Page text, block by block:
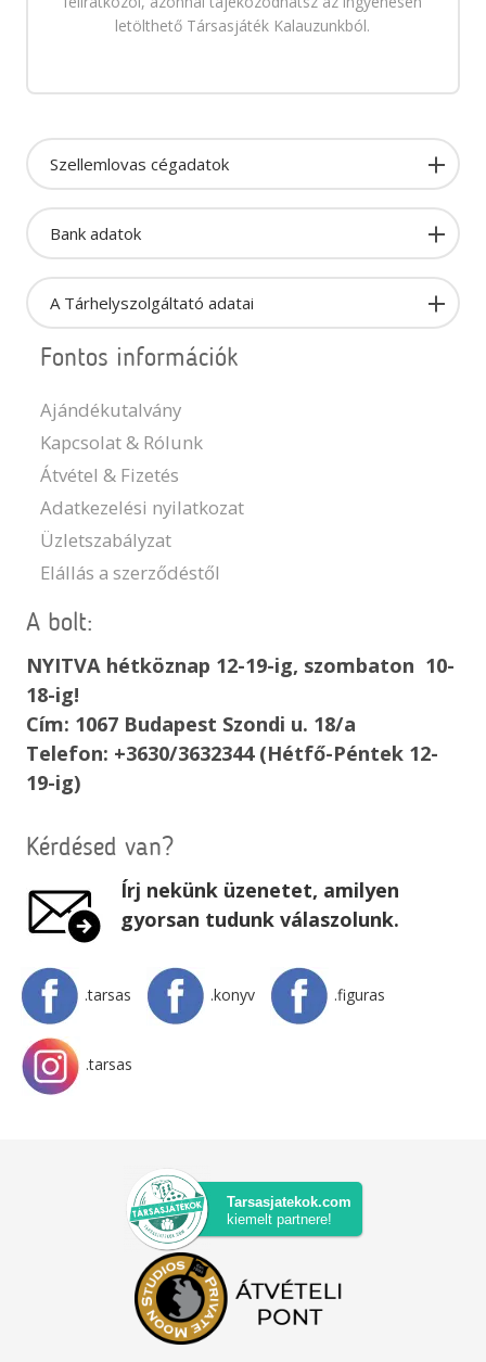
letölthető Társasjáték Kalauzunkból.
Szellemlovas cégadatok
Bank adatok
A Tárhelyszolgáltató adatai
Fontos információk
Ajándékutalvány
Kapcsolat & Rólunk
Átvétel & Fizetés
Adatkezelési nyilatkozat
Üzletszabályzat
Elállás a szerződéstől
A bolt:
NYITVA hétköznap 12-19-ig, szombaton 10-
18-ig!
Cím: 1067 Budapest Szondi u. 18/a
Telefon: +3630/3632344 (Hétfő-Péntek 12-
19-ig)
Kérdésed van?
Írj nekünk üzenetet, amilyen
gyorsan tudunk válaszolunk.
.tarsas .konyv .figuras
.tarsas
Tarsasjatekok.com
kiemelt partnere!